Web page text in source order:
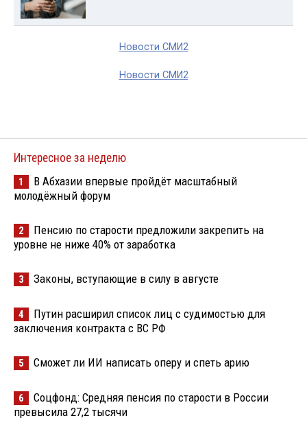
Новости СМИ2
Новости СМИ2
Интересное за неделю
1
В Абхазии впервые пройдёт масштабный
молодёжный форум
2
Пенсию по старости предложили закрепить на
уровне не ниже 40% от заработка
3 Законы, вступающие в силу в августе
4
Путин расширил список лиц с судимостью для
заключения контракта с ВС РФ
5 Сможет ли ИИ написать оперу и спеть арию
6
Соцфонд: Средняя пенсия по старости в России
превысила 27,2 тысячи